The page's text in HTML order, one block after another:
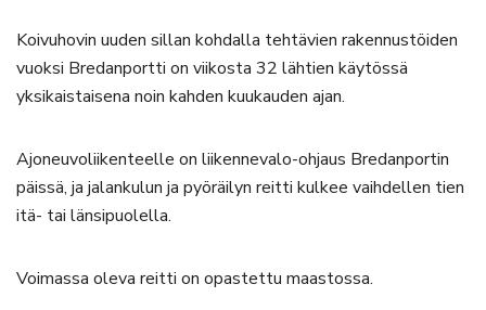
Koivuhovin uuden sillan kohdalla tehtävien rakennustöiden
vuoksi Bredanportti on viikosta 32 lähtien käytössä
yksikaistaisena noin kahden kuukauden ajan.
Ajoneuvoliikenteelle on liikennevalo-ohjaus Bredanportin
päissä, ja jalankulun ja pyöräilyn reitti kulkee vaihdellen tien
itä- tai länsipuolella.
Voimassa oleva reitti on opastettu maastossa.